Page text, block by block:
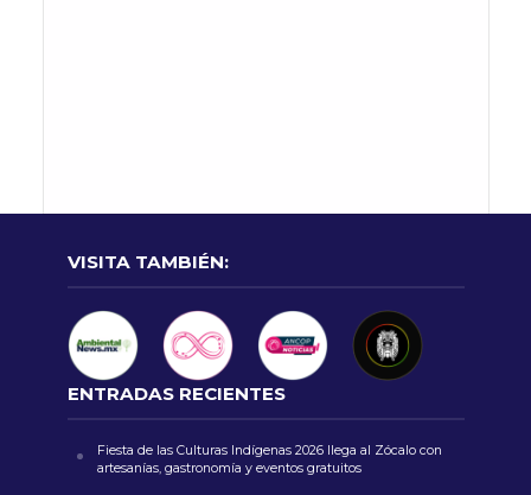
VISITA TAMBIÉN:
ENTRADAS RECIENTES
Fiesta de las Culturas Indígenas 2026 llega al Zócalo con
artesanías, gastronomía y eventos gratuitos